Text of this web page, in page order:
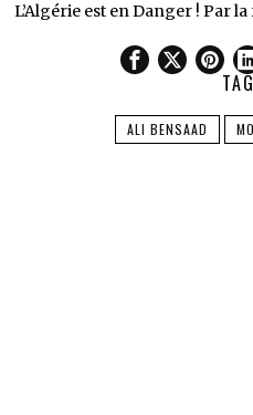
L’Algérie est en Danger ! Par
ALI BENSAAD